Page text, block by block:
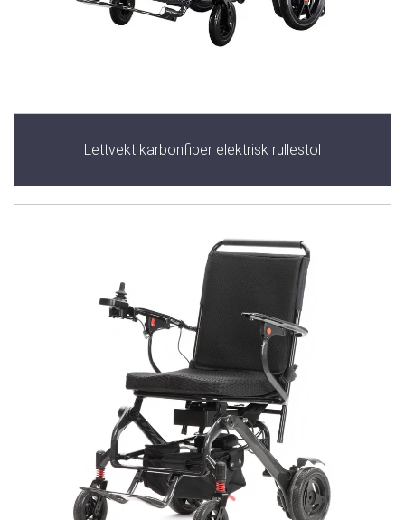
Lettvekt karbonfiber elektrisk rullestol